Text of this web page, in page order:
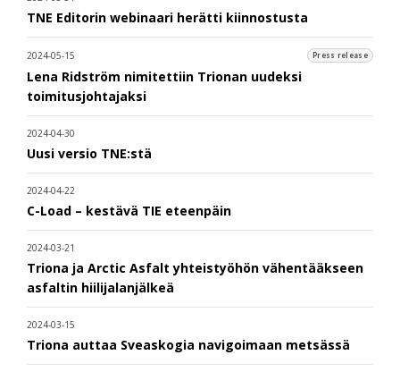
TNE Editorin webinaari herätti kiinnostusta
2024-05-15 Press release
Lena Ridström nimitettiin Trionan uudeksi
toimitusjohtajaksi
2024-04-30
Uusi versio TNE:stä
2024-04-22
C-Load – kestävä TIE eteenpäin
2024-03-21
Triona ja Arctic Asfalt yhteistyöhön vähentääkseen
asfaltin hiilijalanjälkeä
2024-03-15
Triona auttaa Sveaskogia navigoimaan metsässä